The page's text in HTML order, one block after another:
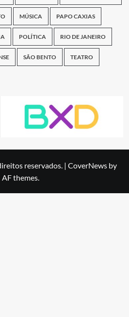
MÚSICA PAPO CAXIAS
POLÍTICA RIO DE JANEIRO
SÃO BENTO TEATRO
reservados. | CoverNews by
AF themes.